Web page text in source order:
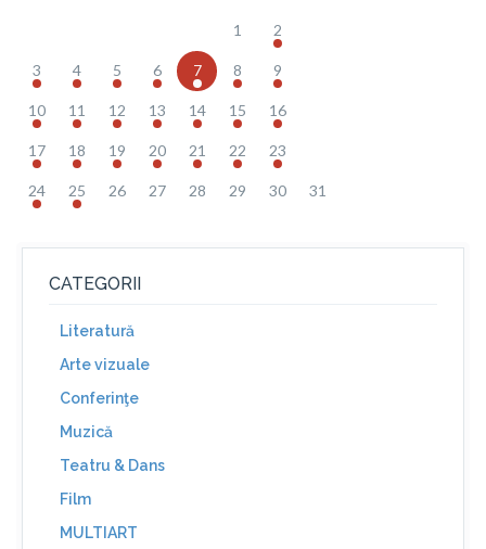
1 2
3 4 5 6 7 8 9
10 11 12 13 14 15 16
17 18 19 20 21 22 23
24 25 26 27 28 29 30 31
CATEGORII
Literatură
Arte vizuale
Conferinţe
Muzică
Teatru & Dans
Film
MULTIART